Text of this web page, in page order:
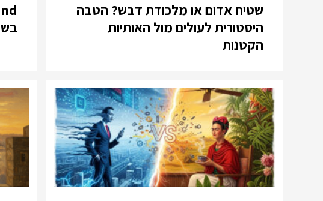
שטיח אדום או מלכודת דבש? הטבה
היסטורית לעולים מול האותיות
הקטנות